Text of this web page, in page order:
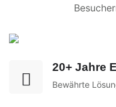
20+ Jahre
Bewährte